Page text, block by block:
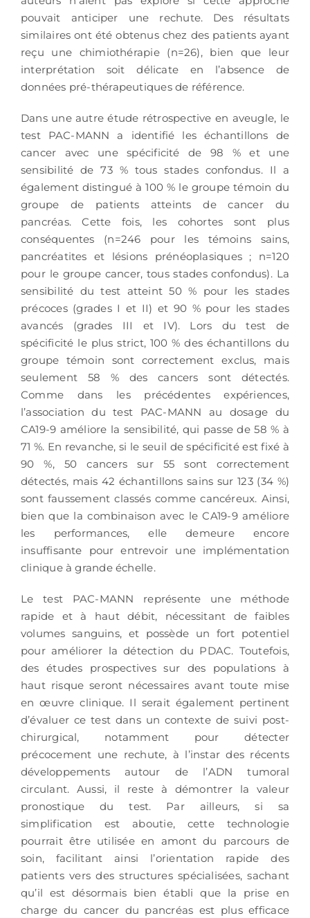
pouvait anticiper une rechute. Des résultats
similaires ont été obtenus chez des patients ayant
reçu une chimiothérapie (n=26), bien que leur
interprétation soit délicate en l’absence de
données pré-thérapeutiques de référence.
Dans une autre étude rétrospective en aveugle, le
test PAC-MANN a identifié les échantillons de
cancer avec une spécificité de 98 % et une
sensibilité de 73 % tous stades confondus. Il a
également distingué à 100 % le groupe témoin du
groupe de patients atteints de cancer du
pancréas. Cette fois, les cohortes sont plus
conséquentes (n=246 pour les témoins sains,
pancréatites et lésions prénéoplasiques ; n=120
pour le groupe cancer, tous stades confondus). La
sensibilité du test atteint 50 % pour les stades
précoces (grades I et II) et 90 % pour les stades
avancés (grades III et IV). Lors du test de
spécificité le plus strict, 100 % des échantillons du
groupe témoin sont correctement exclus, mais
seulement 58 % des cancers sont détectés.
Comme dans les précédentes expériences,
l’association du test PAC-MANN au dosage du
CA19-9 améliore la sensibilité, qui passe de 58 % à
71 %. En revanche, si le seuil de spécificité est fixé à
90 %, 50 cancers sur 55 sont correctement
détectés, mais 42 échantillons sains sur 123 (34 %)
sont faussement classés comme cancéreux. Ainsi,
bien que la combinaison avec le CA19-9 améliore
les performances, elle demeure encore
insuffisante pour entrevoir une implémentation
clinique à grande échelle.
Le test PAC-MANN représente une méthode
rapide et à haut débit, nécessitant de faibles
volumes sanguins, et possède un fort potentiel
pour améliorer la détection du PDAC. Toutefois,
des études prospectives sur des populations à
haut risque seront nécessaires avant toute mise
en œuvre clinique. Il serait également pertinent
d’évaluer ce test dans un contexte de suivi post-
chirurgical, notamment pour détecter
précocement une rechute, à l’instar des récents
développements autour de l’ADN tumoral
circulant. Aussi, il reste à démontrer la valeur
pronostique du test. Par ailleurs, si sa
simplification est aboutie, cette technologie
pourrait être utilisée en amont du parcours de
soin, facilitant ainsi l’orientation rapide des
patients vers des structures spécialisées, sachant
qu’il est désormais bien établi que la prise en
charge du cancer du pancréas est plus efficace